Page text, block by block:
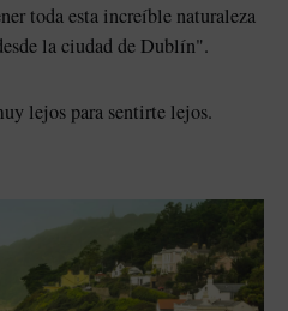
toda esta increíble naturaleza
la ciudad de Dublín".
lejos para sentirte lejos.